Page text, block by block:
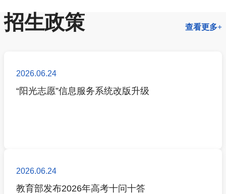
招生政策 查看更多+
2026.06.24
“阳光志愿”信息服务系统改版升级
2026.06.24
教育部发布2026年高考十问十答